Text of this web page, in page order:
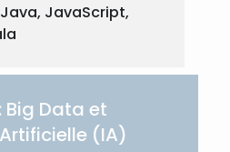
JavaScript,
Big Data et
(IA)